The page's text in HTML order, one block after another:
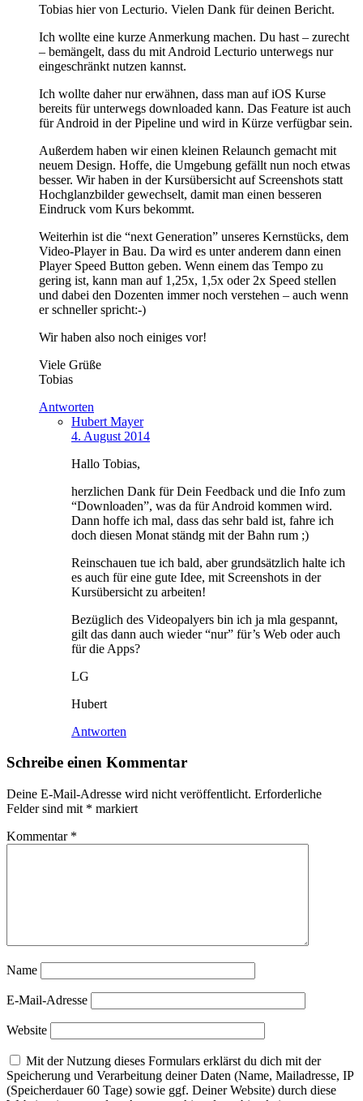
Tobias hier von Lecturio. Vielen Dank für deinen Bericht.
Ich wollte eine kurze Anmerkung machen. Du hast – zurecht
– bemängelt, dass du mit Android Lecturio unterwegs nur
eingeschränkt nutzen kannst.
Ich wollte daher nur erwähnen, dass man auf iOS Kurse
bereits für unterwegs downloaded kann. Das Feature ist auch
für Android in der Pipeline und wird in Kürze verfügbar sein.
Außerdem haben wir einen kleinen Relaunch gemacht mit
neuem Design. Hoffe, die Umgebung gefällt nun noch etwas
besser. Wir haben in der Kursübersicht auf Screenshots statt
Hochglanzbilder gewechselt, damit man einen besseren
Eindruck vom Kurs bekommt.
Weiterhin ist die “next Generation” unseres Kernstücks, dem
Video-Player in Bau. Da wird es unter anderem dann einen
Player Speed Button geben. Wenn einem das Tempo zu
gering ist, kann man auf 1,25x, 1,5x oder 2x Speed stellen
und dabei den Dozenten immer noch verstehen – auch wenn
er schneller spricht:-)
Wir haben also noch einiges vor!
Viele Grüße
Tobias
Antworten
Hubert Mayer
4. August 2014
Hallo Tobias,
herzlichen Dank für Dein Feedback und die Info zum
“Downloaden”, was da für Android kommen wird.
Dann hoffe ich mal, dass das sehr bald ist, fahre ich
doch diesen Monat ständg mit der Bahn rum ;)
Reinschauen tue ich bald, aber grundsätzlich halte ich
es auch für eine gute Idee, mit Screenshots in der
Kursübersicht zu arbeiten!
Bezüglich des Videopalyers bin ich ja mla gespannt,
gilt das dann auch wieder “nur” für’s Web oder auch
für die Apps?
LG
Hubert
Antworten
Schreibe einen Kommentar
Deine E-Mail-Adresse wird nicht veröffentlicht. Erforderliche
Felder sind mit * markiert
Kommentar *
Name
E-Mail-Adresse
Website
Mit der Nutzung dieses Formulars erklärst du dich mit der
Speicherung und Verarbeitung deiner Daten (Name, Mailadresse, IP
(Speicherdauer 60 Tage) sowie ggf. Deiner Website) durch diese